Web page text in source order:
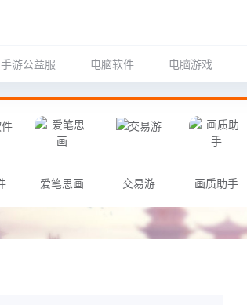
手游公益服 电脑软件 电脑游戏
爱笔思画 交易游 画质助手